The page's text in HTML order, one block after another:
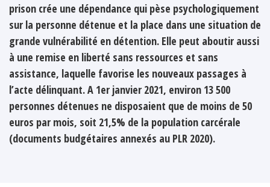
prison crée une dépendance qui pèse psychologiquement
sur la personne détenue et la place dans une situation de
grande vulnérabilité en détention. Elle peut aboutir aussi
à une remise en liberté sans ressources et sans
assistance, laquelle favorise les nouveaux passages à
l’acte délinquant. A 1er janvier 2021, environ 13 500
personnes détenues ne disposaient que de moins de 50
euros par mois, soit 21,5% de la population carcérale
(documents budgétaires annexés au PLR 2020).